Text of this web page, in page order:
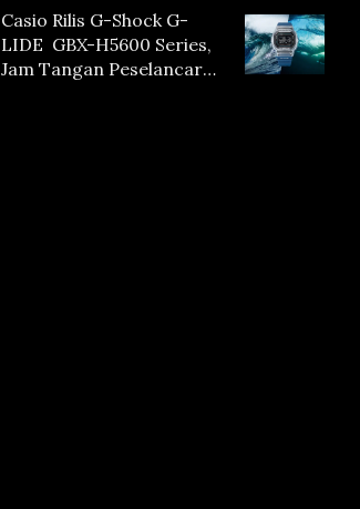
Casio Rilis G-Shock G-
LIDE GBX-H5600 Series,
Jam Tangan Peselancar